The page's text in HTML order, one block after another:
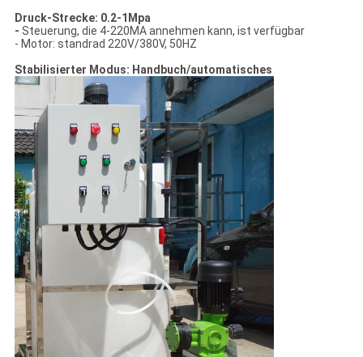
Druck-Strecke: 0.2-1Mpa
- Steuerung, die 4-220MA annehmen kann, ist verfügbar
- Motor: standrad 220V/380V, 50HZ
Stabilisierter Modus: Handbuch/automatisches